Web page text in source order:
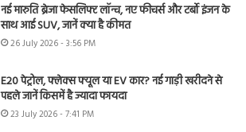
नई मारुति ब्रेजा फेसलिफ्ट लॉन्च, नए फीचर्स और टर्बो इंजन के
साथ आई SUV, जानें क्या है कीमत
26 July 2026 - 3:56 PM
E20 पेट्रोल, फ्लेक्स फ्यूल या EV कार? नई गाड़ी खरीदने से
पहले जानें किसमें है ज्यादा फायदा
23 July 2026 - 7:41 PM